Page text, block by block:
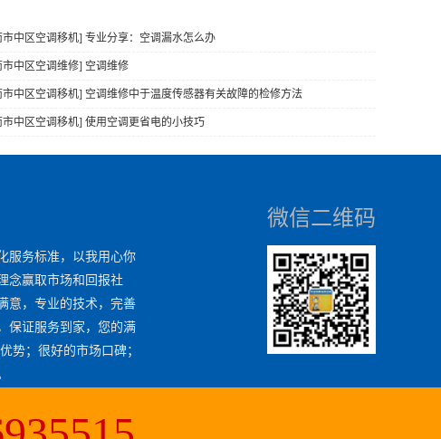
市中区空调移机] 专业分享：空调漏水怎么办
市中区空调维修] 空调维修
市中区空调移机] 空调维修中于温度传感器有关故障的检修方法
市中区空调移机] 使用空调更省电的小技巧
服务标准，以我用心你
念赢取市场和回报社
意，专业的技术，完善
保证服务到家，您的满
势；很好的市场口碑；
微信二维码